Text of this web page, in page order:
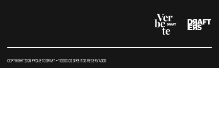
COPYRIGHT 2026 PROJETO DRAFT – TODOS OS DIREITOS RESERVADOS